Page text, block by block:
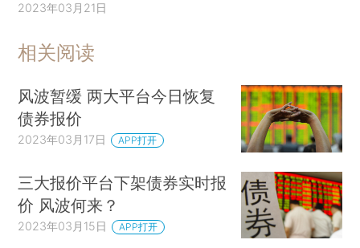
2023年03月21日
相关阅读
风波暂缓 两大平台今日恢复
债券报价
2023年03月17日 APP打开
三大报价平台下架债券实时报
价 风波何来？
2023年03月15日 APP打开